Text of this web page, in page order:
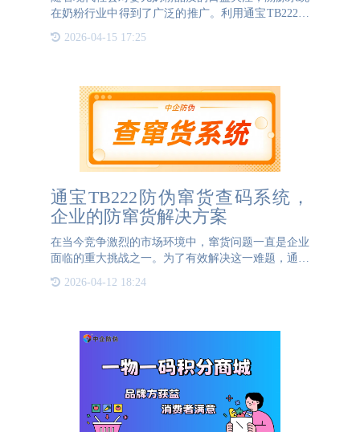
在奶粉行业中得到了广泛的推广。利用通宝TB222防
伪的技术，每罐奶粉的生产源头和原料来源等关键信
息变得透明可查。从消费者的角度来看奶粉溯源系统
2026-04-15 17:25
通宝TB222防伪窜货查码系统，
企业的防窜货解决方案
在当今竞争激烈的市场环境中，窜货问题一直是企业
面临的重大挑战之一。为了有效解决这一难题，通宝
全方位的防窜货解决方案。通宝TB222防伪的窜货查
2026-04-12 18:24